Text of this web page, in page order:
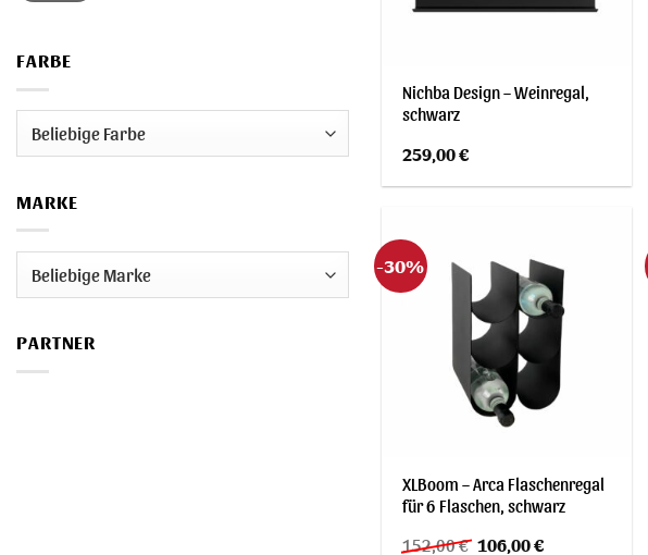
FARBE
MARKE
PARTNER
Nichba Design – Weinregal,
schwarz
259,00€
-30%
XLBoom – Arca Flaschenregal
für 6 Flaschen, schwarz
152,00€ Ursprünglicher
106,00€Aktueller